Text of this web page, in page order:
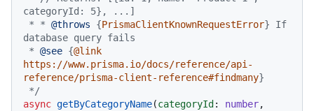
categoryId: 5}, ...]
* * @throws {PrismaClientKnownRequestError} If
database query fails
* @see {@link
https://www.prisma.io/docs/reference/api-
reference/prisma-client-reference#findmany}
*/
async getByCategoryName(categoryId : number,